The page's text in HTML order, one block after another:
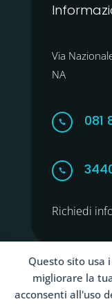
Questo sito usa
migliorare la
acconsenti all'uso
Via
NA
 081

Richiedi